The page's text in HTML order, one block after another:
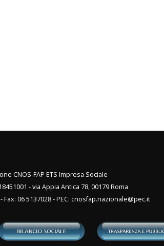
CNOS-FAP ETS Impresa Sociale
- via Appia Antica 78, 00179 Roma
06 5137028 - PEC: cnosfap.nazionale@pec.it